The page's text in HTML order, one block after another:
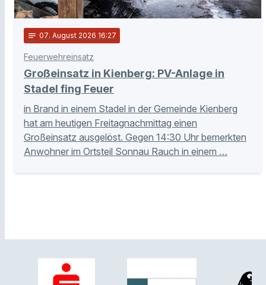
notes 07. August 2026 16:27
Feuerwehreinsatz
Großeinsatz in Kienberg: PV-Anlage in
Stadel fing Feuer
in Brand in einem Stadel in der Gemeinde Kienberg
hat am heutigen Freitagnachmittag einen
Großeinsatz ausgelöst. Gegen 14:30 Uhr bemerkten
Anwohner im Ortsteil Sonnau Rauch in einem …